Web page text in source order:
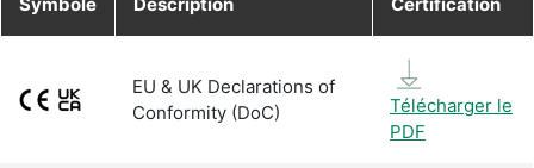
EU & UK Declarations of
Conformity (DoC)
Télécharger le
PDF